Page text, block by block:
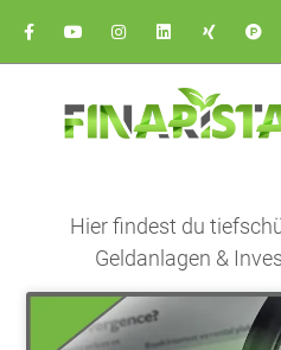
Hier findest du
Geldanlagen &